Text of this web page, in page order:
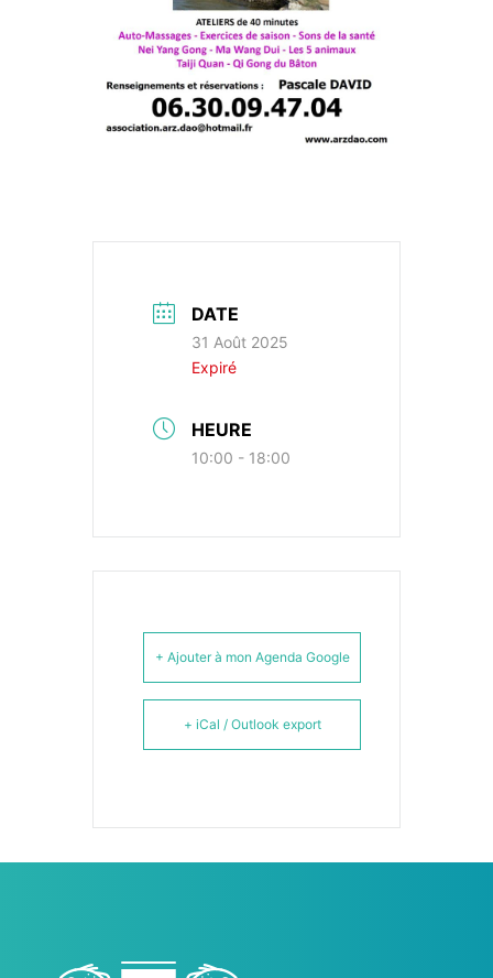
DATE
31 Août 2025
Expiré
HEURE
10:00 - 18:00
+ Ajouter à mon Agenda Google
+ iCal / Outlook export